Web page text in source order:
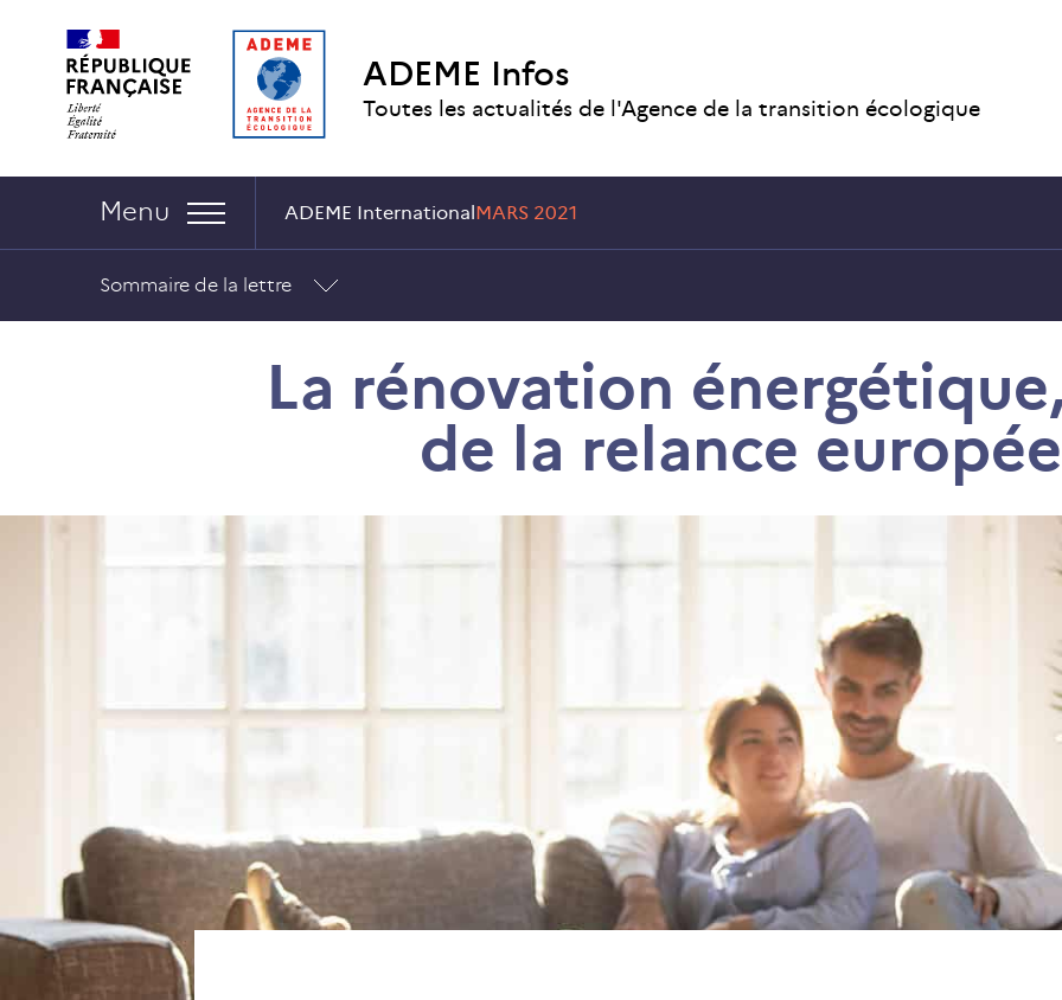
contenu
menu
cookies
ADEME Infos
Toutes les actualités de l'Agence de la transition écologique
Navigation :
Menu ADEME InternationalMARS 2021
Sommaire de la lettre
La rénovation
de la relance